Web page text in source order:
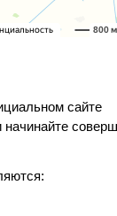
сайте